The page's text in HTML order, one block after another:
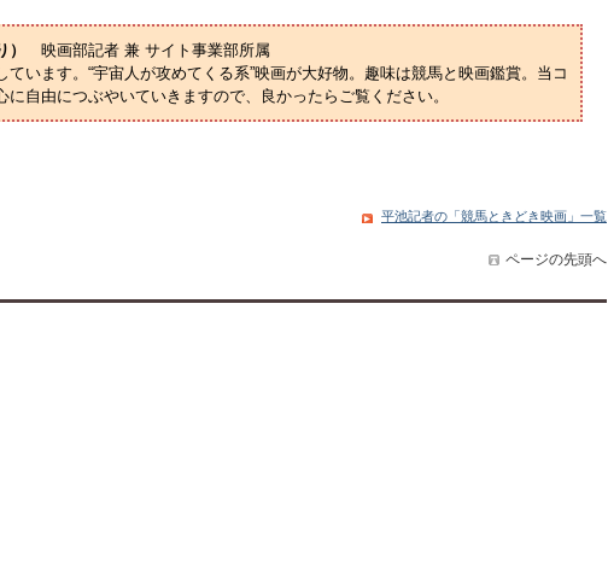
） 映画部記者 兼 サイト事業部所属
います。“宇宙人が攻めてくる系”映画が大好物。趣味は競馬と映画鑑賞。当コ
自由につぶやいていきますので、良かったらご覧ください。
平池記者の「競馬ときどき映画」一覧
ページの先頭へ